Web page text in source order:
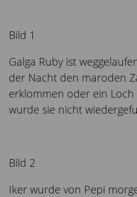
Bild 1
Galga Ruby ist
der Nacht den maroden
erklommen oder ein
wurde sie nicht
Bild 2
Iker wurde von Pepi